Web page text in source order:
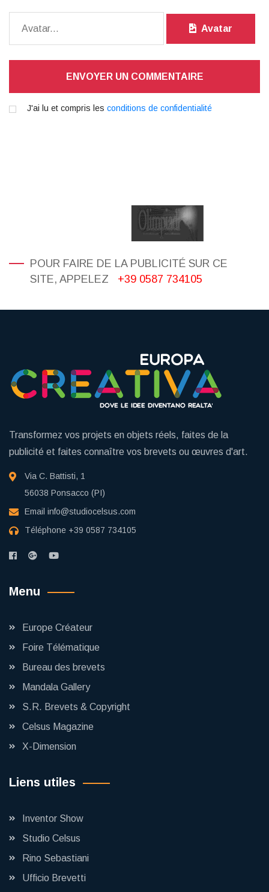
Avatar
ENVOYER UN COMMENTAIRE
J'ai lu et compris les conditions de confidentialité
POUR FAIRE DE LA PUBLICITÉ SUR CE
SITE, APPELEZ
+39 0587 734105
Transformez vos projets en objets réels, faites de la
publicité et faites connaître vos brevets ou œuvres d'art.
Via C. Battisti, 1
56038 Ponsacco (PI)
Email info@studiocelsus.com
Téléphone +39 0587 734105
Menu
Europe Créateur
Foire Télématique
Bureau des brevets
Mandala Gallery
S.R. Brevets & Copyright
Celsus Magazine
X-Dimension
Liens utiles
Inventor Show
Studio Celsus
Rino Sebastiani
Ufficio Brevetti